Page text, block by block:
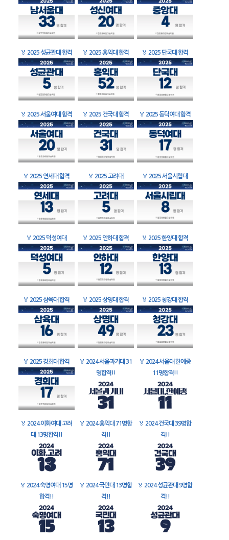
🏅 2025 성균관대 합격 🏅 2025 홍익대 합격 🏅 2025 단국대 합격
🏅 2025 서울여대 합격 🏅 2025 건국대 합격 🏅 2025 동덕여대 합격
🏅 2025 연세대 합격 🏅 2025 고려대 🏅 2025 서울시립대
🏅 2025 덕성여대 🏅 2025 인하대 합격 🏅 2025 한양대 합격
🏅 2025 삼육대 합격 🏅 2025 상명대 합격 🏅 2025 청강대 합격
🏅 2025 경희대 합격 🏅 2024 서울과기대 31
명합격!!
🏅 2024 서울대 한예종
11명합격!!
🏅 2024 이화여대 고려
대 13명합격!!
🏅 2024 홍익대 71명합
격!!
🏅 2024 건국대 39명합
격!!
🏅 2024 숙명여대 15명
합격!!
🏅 2024 국민대 13명합
격!!
🏅 2024 성균관대 9명합
격!!